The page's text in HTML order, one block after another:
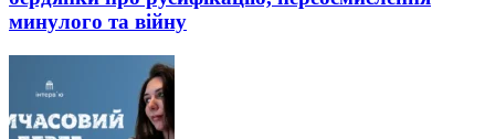
минулого та війну